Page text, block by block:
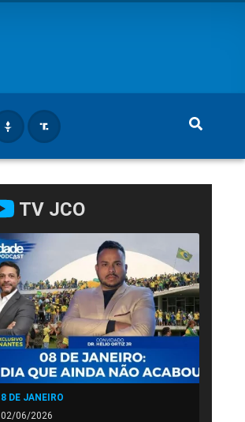
TV JCO
8 DE JANEIRO
02/06/2026